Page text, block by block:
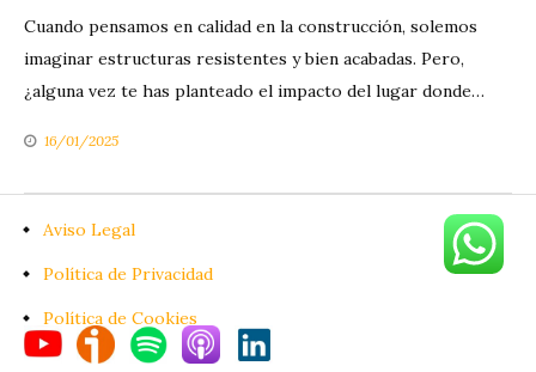
Cuando pensamos en calidad en la construcción, solemos
imaginar estructuras resistentes y bien acabadas. Pero,
¿alguna vez te has planteado el impacto del lugar donde…
16/01/2025
Aviso Legal
Política de Privacidad
Política de Cookies